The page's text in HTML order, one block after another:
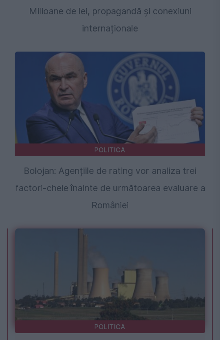
Milioane de lei, propagandă și conexiuni
internaționale
POLITICA
Bolojan: Agențiile de rating vor analiza trei
factori-cheie înainte de următoarea evaluare a
României
POLITICA